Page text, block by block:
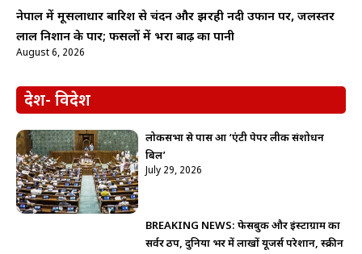
नेपाल में मूसलाधार बारिश से चंदन और झरही नदी उफान पर, जलस्तर
लाल निशान के पार; फसलों में भरा बाढ़ का पानी
August 6, 2026
देश- विदेश
लोकसभा से पास हुआ ‘एंटी पेपर लीक संशोधन
बिल’
July 29, 2026
BREAKING NEWS: फेसबुक और इंस्टाग्राम का
सर्वर ठप, दुनिया भर में लाखों यूजर्स परेशान, स्क्रीन